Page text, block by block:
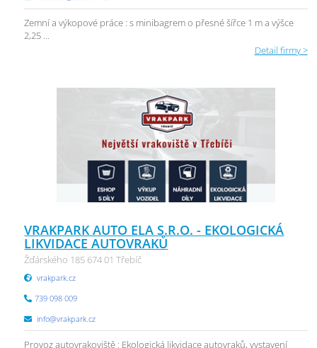
Zemní a výkopové práce : s minibagrem o přesné šířce 1 m a výšce
2,25 ...
Detail firmy >
VRAKPARK AUTO ELA S.R.O. - EKOLOGICKÁ
LIKVIDACE AUTOVRAKŮ
Žďárského 185 674 01 Třebíč
vrakpark.cz
739 098 009
info@vrakpark.cz
Provoz autovrakoviště : Ekologická likvidace autovraků, vystavení